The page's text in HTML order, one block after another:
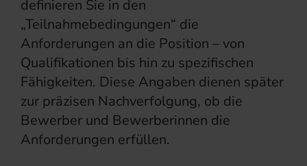
definieren Sie in den
„Teilnahmebedingungen“ die
Anforderungen an die Position – von
Qualifikationen bis hin zu spezifischen
Fähigkeiten. Diese Angaben dienen später
zur präzisen Nachverfolgung, ob die
Bewerber und Bewerberinnen die
Anforderungen erfüllen.